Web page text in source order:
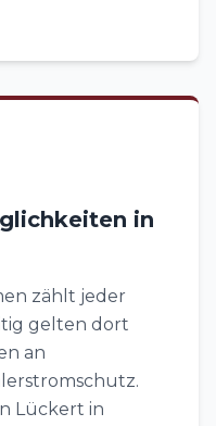
in
zählt jeder
gelten dort
an
Lückert in